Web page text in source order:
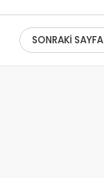
SONRAKI SAYFA